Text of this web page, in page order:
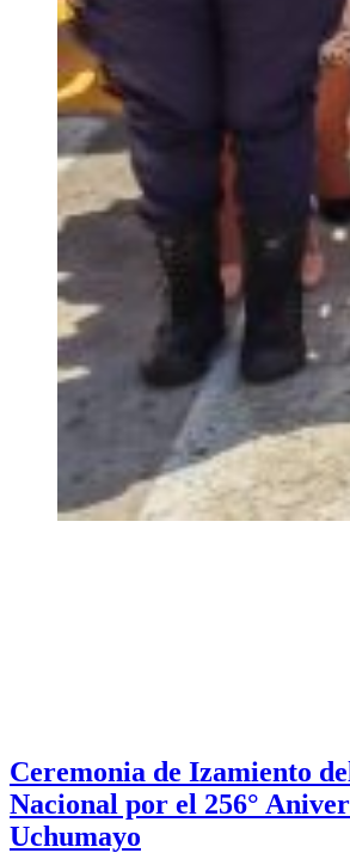
Ceremonia de Izamiento
Nacional por el 256°
Uchumayo